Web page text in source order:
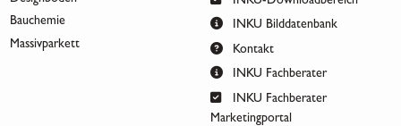
Bauchemie
Massivparkett
INKU Bilddatenbank
Kontakt
INKU Fachberater
INKU Fachberater
Marketingportal